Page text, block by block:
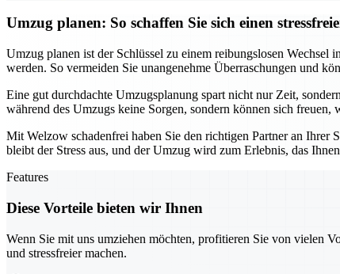
Umzug planen: So schaffen Sie sich einen
Umzug planen ist der Schlüssel zu einem reibungslosen Wechsel
werden. So vermeiden Sie unangenehme Überraschungen und
Eine gut durchdachte Umzugsplanung spart nicht nur Zeit,
während des Umzugs keine Sorgen, sondern können sich freuen,
Mit Welzow schadenfrei haben Sie den richtigen Partner an Ihrer
bleibt der Stress aus, und der Umzug wird zum Erlebnis, das
Features
Diese Vorteile bieten wir Ihnen
Wenn Sie mit uns umziehen möchten, profitieren Sie von vielen
und stressfreier machen.